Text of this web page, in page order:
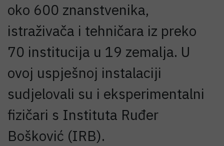
oko 600 znanstvenika,
istraživača i tehničara iz preko
70 institucija u 19 zemalja. U
ovoj uspješnoj instalaciji
sudjelovali su i eksperimentalni
fizičari s Instituta Ruđer
Bošković (IRB).